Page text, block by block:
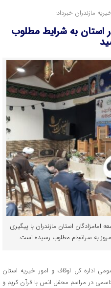
مازندران خبرداد:
استان به شرایط مطلوب
استان مازندران با پیگیری
به سرانجام مطلوب رسیده است.
اداره کل اوقاف و امور خیریه استان
در مراسم محفل انس با قرآن کریم و